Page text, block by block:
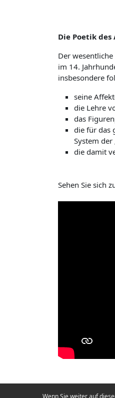
Wenn Sie weiter auf
Die Poetik
Der
im 14.
insbesondere
seine
die Lehre
das
die für das
System der
die damit
Sehen Sie sich